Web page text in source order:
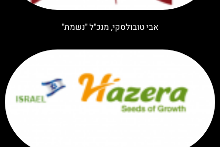
אבי טובולסקי, מנכ"ל "נשמת"